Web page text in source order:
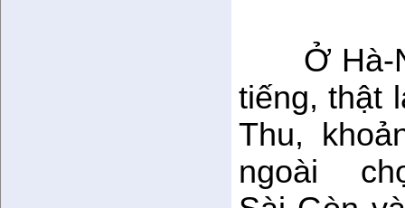
Ở Hà-
tiếng, thật
Thu,
ngoài